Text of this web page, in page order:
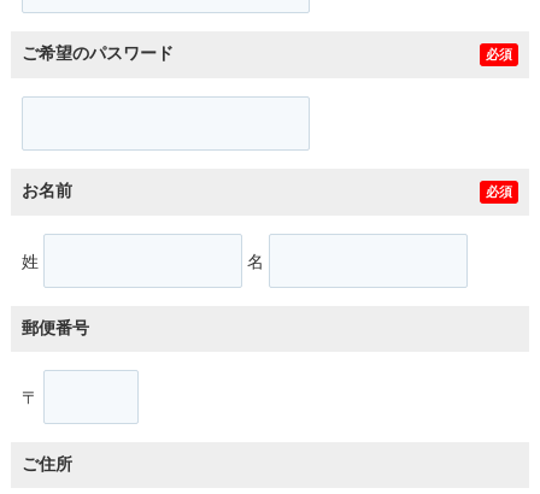
ご希望のパスワード 必須
お名前 必須
姓 名
郵便番号
〒
ご住所